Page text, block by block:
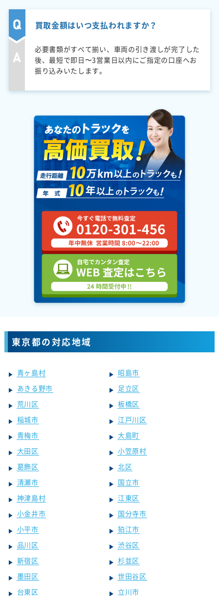
買取金額はいつ支払われますか？
必要書類がすべて揃い、車両の引き渡しが完了した
後、最短で即日〜3営業日以内にご指定の口座へお
振り込みいたします。
東京都の対応地域
青ヶ島村
昭島市
あきる野市
足立区
荒川区
板橋区
稲城市
江戸川区
青梅市
大島町
大田区
小笠原村
葛飾区
北区
清瀬市
国立市
神津島村
江東区
小金井市
国分寺市
小平市
狛江市
品川区
渋谷区
新宿区
杉並区
墨田区
世田谷区
台東区
立川市